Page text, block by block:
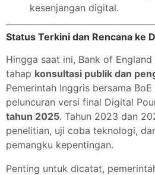
kesenjangan digital.
Status Terkini dan Rencana ke
Hingga saat ini, Bank of
tahap konsultasi publik dan
Pemerintah Inggris bersama
peluncuran versi final Digital
tahun 2025. Tahun 2023 dan
penelitian, uji coba teknologi,
pemangku kepentingan.
Penting untuk dicatat,